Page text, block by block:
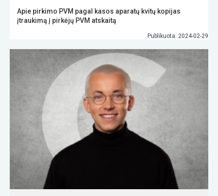
Apie pirkimo PVM pagal kasos aparatų kvitų kopijas
įtraukimą į pirkėjų PVM atskaitą
Publikuota: 2024-02-29